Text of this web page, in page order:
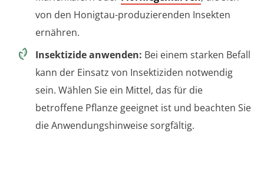
von den Honigtau-produzierenden Insekten
ernähren.
Insektizide anwenden: Bei einem starken Befall
kann der Einsatz von Insektiziden notwendig
sein. Wählen Sie ein Mittel, das für die
betroffene Pflanze geeignet ist und beachten Sie
die Anwendungshinweise sorgfältig.